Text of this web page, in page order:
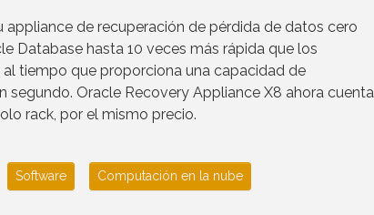
de recuperación de pérdida de datos cero
Database hasta 10 veces más rápida que los
tiempo que proporciona una capacidad de
Oracle Recovery Appliance X8 ahora cuenta
rack, por el mismo precio.
Software Computación en la nube